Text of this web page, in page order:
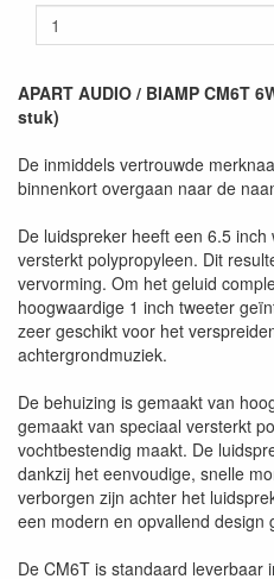
APART AUDIO / BIAMP CM6T
stuk)
De inmiddels vertrouwde
binnenkort overgaan naar de
De luidspreker heeft een 6.5
versterkt polypropyleen. Dit
vervorming. Om het geluid
hoogwaardige 1 inch tweeter
zeer geschikt voor het
achtergrondmuziek.
De behuizing is gemaakt van
gemaakt van speciaal versterkt
vochtbestendig maakt. De
dankzij het eenvoudige, snelle
verborgen zijn achter het
een modern en opvallend design
De CM6T is standaard leverbaar